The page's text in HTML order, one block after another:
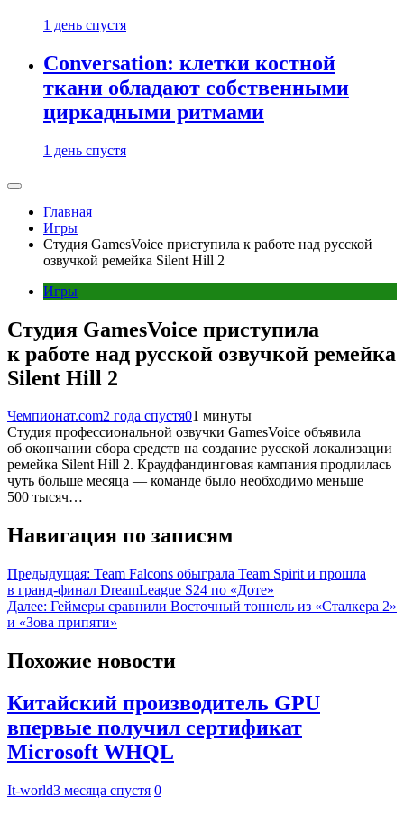
1 день спустя
Conversation: клетки костной
ткани обладают собственными
циркадными ритмами
1 день спустя
Главная
Игры
Студия GamesVoice приступила к работе над русской
озвучкой ремейка Silent Hill 2
Игры
Студия GamesVoice приступила
к работе над русской озвучкой ремейка
Silent Hill 2
Чемпионат.com2 года спустя01 минуты
Студия профессиональной озвучки GamesVoice объявила
об окончании сбора средств на создание русской локализации
ремейка Silent Hill 2. Краудфандинговая кампания продлилась
чуть больше месяца — команде было необходимо меньше
500 тысяч…
Навигация по записям
Предыдущая: Team Falcons обыграла Team Spirit и прошла
в гранд-финал DreamLeague S24 по «Доте»
Далее: Геймеры сравнили Восточный тоннель из «Сталкера 2»
и «Зова припяти»
Похожие новости
Китайский производитель GPU
впервые получил сертификат
Microsoft WHQL
It-world3 месяца спустя 0